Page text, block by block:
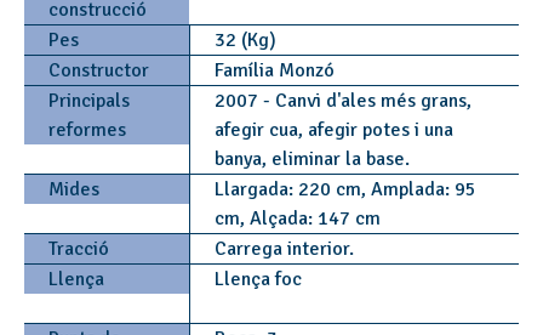
construcció
Pes
32 (Kg)
Constructor
Família Monzó
Principals
reformes
2007 - Canvi d'ales més grans,
afegir cua, afegir potes i una
banya, eliminar la base.
Mides
Llargada: 220 cm, Amplada: 95
cm, Alçada: 147 cm
Tracció
Carrega interior.
Llença
Llença foc